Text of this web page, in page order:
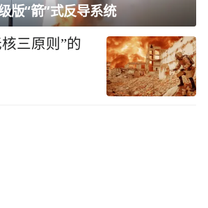
版“箭”式反导系统
三原则”的